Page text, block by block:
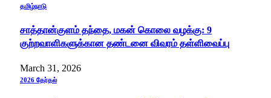
தமிழ்நாடு
சாத்தான்குளம் தந்தை, மகன் கொலை வழக்கு: 9
குற்றவாளிகளுக்கான தண்டனை விவரம் தள்ளிவைப்பு
March 31, 2026
2026 தேர்தல்